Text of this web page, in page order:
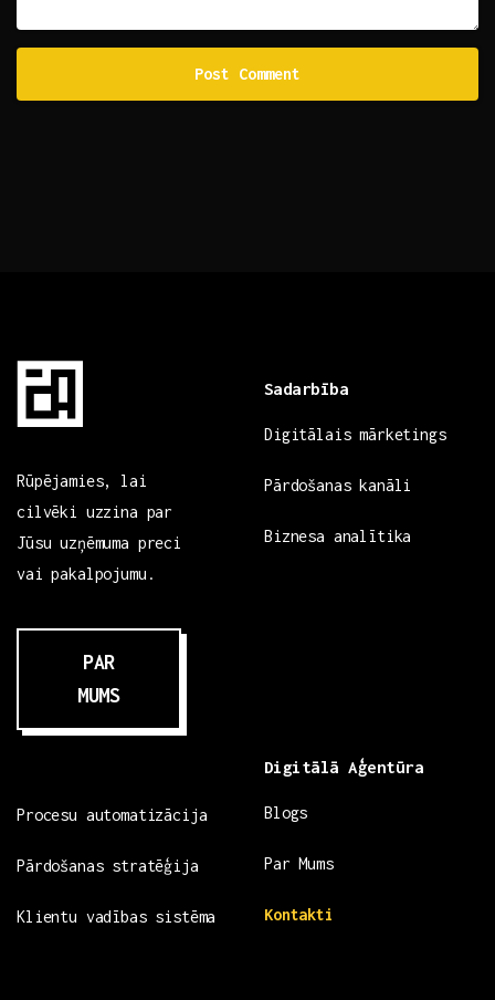
Rūpējamies, lai
cilvēki uzzina par
Jūsu uzņēmuma preci
vai pakalpojumu.
PAR
MUMS
Sadarbība
Digitālais mārketings
Pārdošanas kanāli
Biznesa analītika
Procesu automatizācija
Pārdošanas stratēģija
Klientu vadības sistēma
Digitālā Aģentūra
Blogs
Par Mums
Kontakti